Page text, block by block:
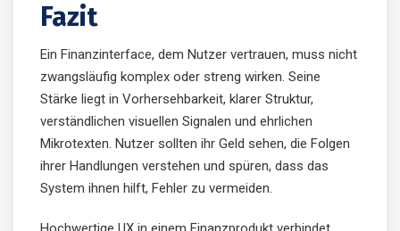
Fazit
Ein Finanzinterface, dem Nutzer vertrauen, muss nicht
zwangsläufig komplex oder streng wirken. Seine
Stärke liegt in Vorhersehbarkeit, klarer Struktur,
verständlichen visuellen Signalen und ehrlichen
Mikrotexten. Nutzer sollten ihr Geld sehen, die Folgen
ihrer Handlungen verstehen und spüren, dass das
System ihnen hilft, Fehler zu vermeiden.